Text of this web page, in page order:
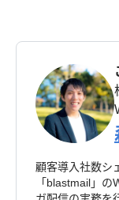
顧客導入社数シ
「blastmail」